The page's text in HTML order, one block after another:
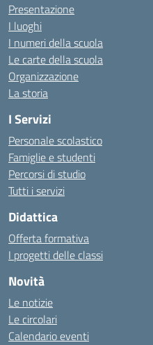
Presentazione
I luoghi
I numeri della scuola
Le carte della scuola
Organizzazione
La storia
I Servizi
Personale scolastico
Famiglie e studenti
Percorsi di studio
Tutti i servizi
Didattica
Offerta formativa
I progetti delle classi
Novità
Le notizie
Le circolari
Calendario eventi